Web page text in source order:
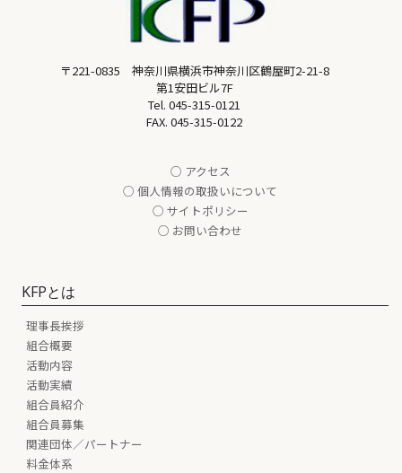
〒221-0835 神奈川県横浜市神奈川区鶴屋町2-21-8
第1安田ビル7F
Tel. 045-315-0121
FAX. 045-315-0122
○ アクセス
○ 個人情報の取扱いについて
○ サイトポリシー
○ お問い合わせ
KFPとは
理事長挨拶
組合概要
活動内容
活動実績
組合員紹介
組合員募集
関連団体／パートナー
料金体系